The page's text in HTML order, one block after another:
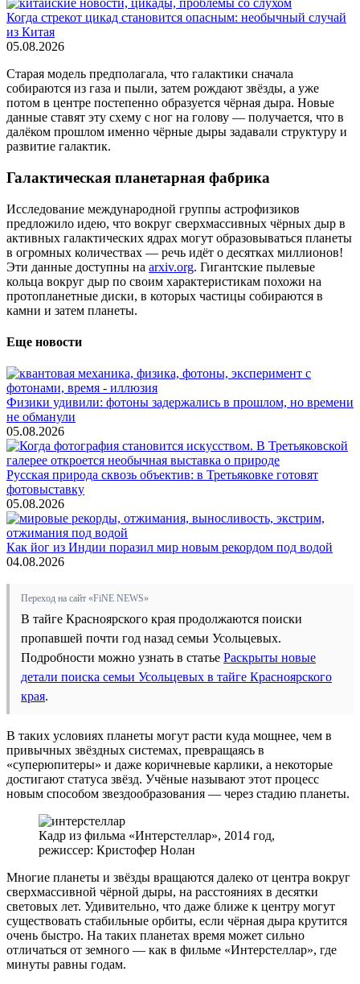
Когда стрекот цикад становится опасным: необычный случай
из Китая
05.08.2026
Старая модель предполагала, что галактики сначала
собираются из газа и пыли, затем рождают звёзды, а уже
потом в центре постепенно образуется чёрная дыра. Новые
данные ставят эту схему с ног на голову — получается, что в
далёком прошлом именно чёрные дыры задавали структуру и
развитие галактик.
Галактическая планетарная фабрика
Исследование международной группы астрофизиков
предложило идею, что вокруг сверхмассивных чёрных дыр в
активных галактических ядрах могут образовываться планеты
в огромных количествах — речь идёт о десятках миллионов!
Эти данные доступны на arxiv.org. Гигантские пылевые
кольца вокруг дыр по своим характеристикам похожи на
протопланетные диски, в которых частицы собираются в
камни и затем планеты.
Еще новости
Физики удивили: фотоны задержались в прошлом, но времени
не обманули
05.08.2026
Русская природа сквозь объектив: в Третьяковке готовят
фотовыставку
05.08.2026
Как йог из Индии поразил мир новым рекордом под водой
04.08.2026
Переход на сайт «FiNE NEWS»
В тайге Красноярского края продолжаются поиски
пропавшей почти год назад семьи Усольцевых.
Подробности можно узнать в статье Раскрыты новые
детали поиска семьи Усольцевых в тайге Красноярского
края.
В таких условиях планеты могут расти куда мощнее, чем в
привычных звёздных системах, превращаясь в
«суперюпитеры» и даже коричневые карлики, а некоторые
достигают статуса звёзд. Учёные называют этот процесс
новым способом звездообразования — через стадию планеты.
Кадр из фильма «Интерстеллар», 2014 год,
режиссер: Кристофер Нолан
Многие планеты и звёзды вращаются далеко от центра вокруг
сверхмассивной чёрной дыры, на расстояниях в десятки
световых лет. Удивительно, что даже ближе к центру могут
существовать стабильные орбиты, если чёрная дыра крутится
очень быстро. На таких планетах время может сильно
отличаться от земного — как в фильме «Интерстеллар», где
минуты равны годам.